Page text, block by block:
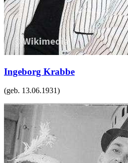
Ingeborg Krabbe
(geb. 13.06.1931)